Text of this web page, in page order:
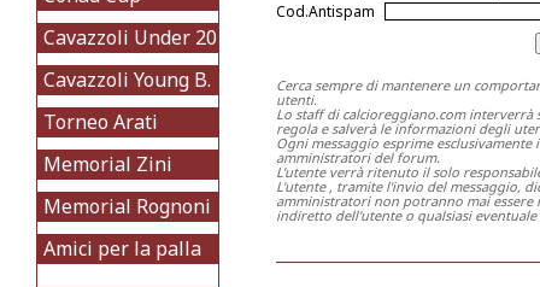
Cavazzoli Under 20
Cavazzoli Young B.
Torneo Arati
Memorial Zini
Memorial Rognoni
Amici per la palla
Cod.Antispam
Cerca sempre di mantenere un
utenti.
Lo staff di calcioreggiano.com interverrà
regola e salverà le informazioni degli
Ogni messaggio esprime
amministratori del forum.
L'utente verrà ritenuto il solo
L'utente , tramite l'invio del messaggio,
amministratori non potranno mai
indiretto dell'utente o qualsiasi